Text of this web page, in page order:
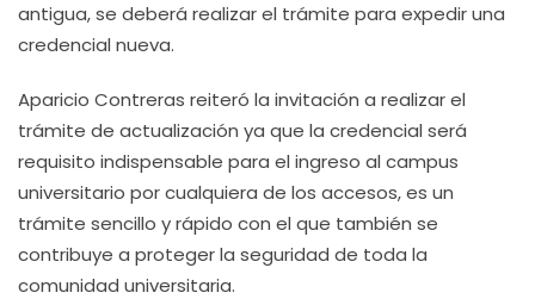
antigua, se deberá realizar el trámite para expedir una
credencial nueva.
Aparicio Contreras reiteró la invitación a realizar el
trámite de actualización ya que la credencial será
requisito indispensable para el ingreso al campus
universitario por cualquiera de los accesos, es un
trámite sencillo y rápido con el que también se
contribuye a proteger la seguridad de toda la
comunidad universitaria.